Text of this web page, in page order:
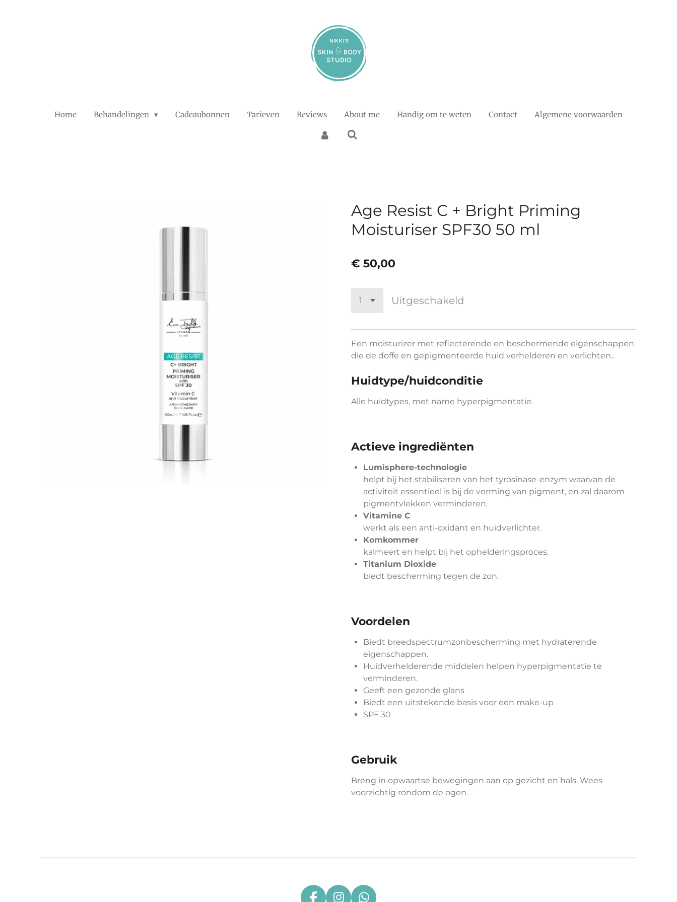
Home Behandelingen Cadeaubonnen Tarieven Reviews About me Handig om te weten Contact Algemene voorwaarden
Age Resist C + Bright Priming
Moisturiser SPF30 50 ml
€ 50,00
Uitgeschakeld
Een moisturizer met reflecterende en beschermende eigenschappen
die de doffe en gepigmenteerde huid verhelderen en verlichten..
Huidtype/huidconditie
Alle huidtypes, met name hyperpigmentatie.
Actieve ingrediënten
Lumisphere-technologie
helpt bij het stabiliseren van het tyrosinase-enzym waarvan de
activiteit essentieel is bij de vorming van pigment, en zal daarom
pigmentvlekken verminderen.
Vitamine C
werkt als een anti-oxidant en huidverlichter.
Komkommer
kalmeert en helpt bij het ophelderingsproces.
Titanium Dioxide
biedt bescherming tegen de zon.
Voordelen
Biedt breedspectrumzonbescherming met hydraterende
eigenschappen.
Huidverhelderende middelen helpen hyperpigmentatie te
verminderen.
Geeft een gezonde glans
Biedt een uitstekende basis voor een make-up
SPF 30
Gebruik
Breng in opwaartse bewegingen aan op gezicht en hals. Wees
voorzichtig rondom de ogen.